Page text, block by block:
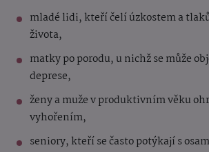
mladé lidi, kteří čelí úzkostem a
života,
matky po porodu, u nichž se může
deprese,
ženy a muže v produktivním věku
vyhořením,
seniory, kteří se často potýkají s